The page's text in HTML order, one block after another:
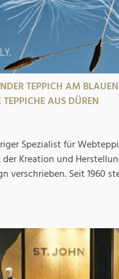
TEPPICH AM
TEPPICHE AUS DÜREN
Spezialist für
der Kreation und
verschrieben. Seit 1960